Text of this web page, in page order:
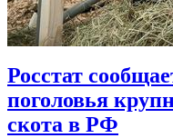
Росстат
поголовья
скота в РФ